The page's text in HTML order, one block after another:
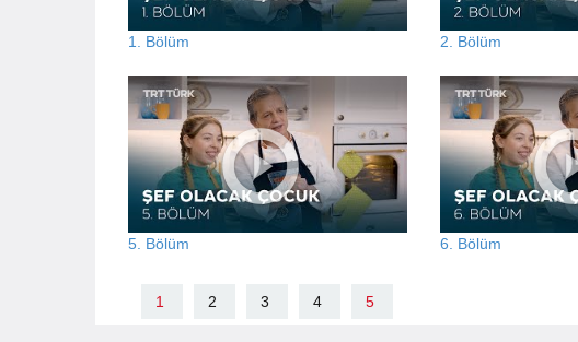
1. Bölüm 2. Bölüm
5. Bölüm 6. Bölüm
1 2 3 4 5